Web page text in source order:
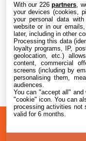
Meta lance
Coding pour
6 Aug. 2026 • 11:15
propos
With our 226partners ,
your devices (cookies,
your personal data
website or in our
later, including in other
Processing this data
loyalty programs, IP,
geolocation, etc.)
content, commercial
screens (including by
personalising them,
audiences.
You can "accept all"
"cookie" icon. You can
processing activities not
valid for 6 months.